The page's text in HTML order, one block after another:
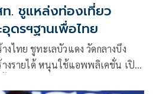
ชูแหล่งท่องเที่ยว
ดรฯฐานเพื่อไทย
ไทย ชูทะเลบัวแดง วัดกลางบึง
งรายได้ หนุนใช้แอพพลิเคชั่น เปิด